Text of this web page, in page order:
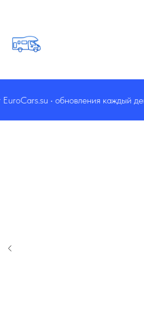
• обновления каждый день